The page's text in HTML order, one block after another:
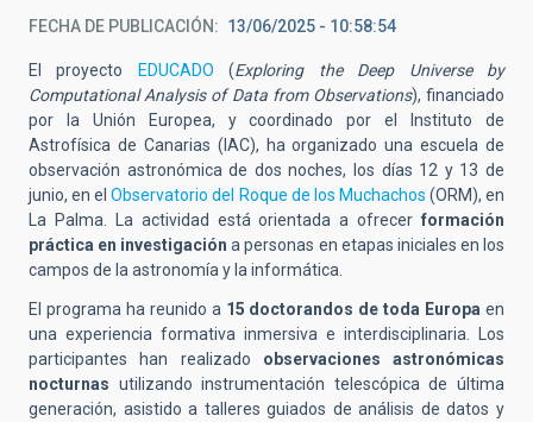
FECHA DE PUBLICACIÓN 13/06/2025 - 10:58:54
El proyecto EDUCADO (Exploring the Deep Universe by
Computational Analysis of Data from Observations), financiado
por la Unión Europea, y coordinado por el Instituto de
Astrofísica de Canarias (IAC), ha organizado una escuela de
observación astronómica de dos noches, los días 12 y 13 de
junio, en elObservatorio del Roque de los Muchachos (ORM), en
La Palma. La actividad está orientada a ofrecer formación
práctica en investigación a personas en etapas iniciales en los
campos de la astronomía y la informática.
El programa ha reunido a 15 doctorandos de toda Europa en
una experiencia formativa inmersiva e interdisciplinaria. Los
participantes han realizado observaciones astronómicas
nocturnas utilizando instrumentación telescópica de última
generación, asistido a talleres guiados de análisis de datos y